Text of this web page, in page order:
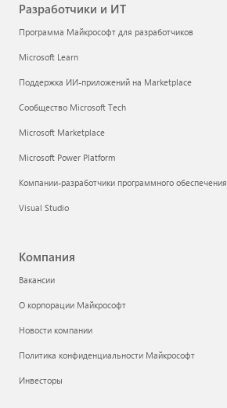
Разработчики и ИТ
Программа Майкрософт для разработчиков
Microsoft Learn
Поддержка ИИ-приложений на Marketplace
Сообщество Microsoft Tech
Microsoft Marketplace
Microsoft Power Platform
Компании-разработчики программного обеспечения
Visual Studio
Компания
Вакансии
О корпорации Майкрософт
Новости компании
Политика конфиденциальности Майкрософт
Инвесторы